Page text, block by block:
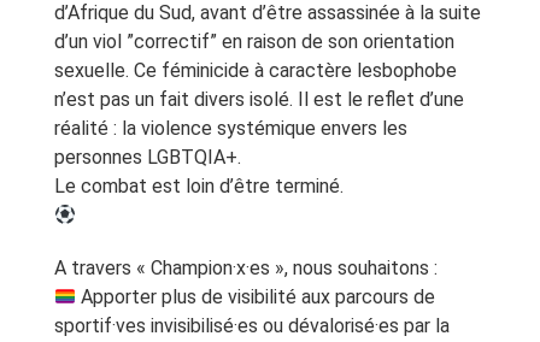
d’Afrique du Sud, avant d’être assassinée à la suite
d’un viol ”correctif” en raison de son orientation
sexuelle. Ce féminicide à caractère lesbophobe
n’est pas un fait divers isolé. Il est le reflet d’une
réalité : la violence systémique envers les
personnes LGBTQIA+.
Le combat est loin d’être terminé.
A travers « Champion·x·es », nous souhaitons :
Apporter plus de visibilité aux parcours de
sportif·ves invisibilisé·es ou dévalorisé·es par la